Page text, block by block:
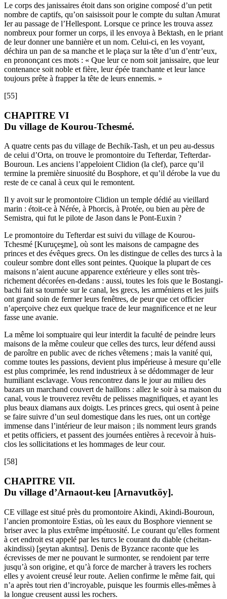
Le corps des janissaires étoit dans son origine composé d’un petit
nombre de captifs, qu’on saisissoit pour le compte du sultan Amurat
Ier au passage de l’Hellespont. Lorsque ce prince les trouva assez
nombreux pour former un corps, il les envoya à Bektash, en le priant
de leur donner une bannière et un nom. Celui-ci, en les voyant,
déchira un pan de sa manche et le plaça sur la tête d’un d’entr’eux,
en prononçant ces mots : « Que leur ce nom soit janissaire, que leur
contenance soit noble et fière, leur épée tranchante et leur lance
toujours prête à frapper la tête de leurs ennemis. »
[55]
CHAPITRE VI
Du village de Kourou-Tchesmé.
A quatre cents pas du village de Bechik-Tash, et un peu au-dessus
de celui d’Orta, on trouve le promontoire du Tefterdar, Tefterdar-
Bouroun. Les anciens l’appeloient Clidion (la clef), parce qu’il
termine la première sinuosité du Bosphore, et qu’il dérobe la vue du
reste de ce canal à ceux qui le remontent.
Il y avoit sur le promontoire Clidion un temple dédié au vieillard
marin : étoit-ce à Nérée, à Phorcis, à Protée, ou bien au père de
Semistra, qui fut le pilote de Jason dans le Pont-Euxin ?
Le promontoire du Tefterdar est suivi du village de Kourou-
Tchesmé [Kuruçeşme], où sont les maisons de campagne des
princes et des évêques grecs. On les distingue de celles des turcs à la
couleur sombre dont elles sont peintes. Quoique la plupart de ces
maisons n’aient aucune apparence extérieure y elles sont très-
richement décorées en-dedans : aussi, toutes les fois que le Bostangi-
bachi fait sa tournée sur le canal, les grecs, les arméniens et les juifs
ont grand soin de fermer leurs fenêtres, de peur que cet officier
n’aperçoive chez eux quelque trace de leur magnificence et ne leur
fasse une avanie.
La même loi somptuaire qui leur interdit la faculté de peindre leurs
maisons de la même couleur que celles des turcs, leur défend aussi
de paroître en public avec de riches vêtemens ; mais la vanité qui,
comme toutes les passions, devient plus impérieuse à mesure qu’elle
est plus comprimée, les rend industrieux à se dédommager de leur
humiliant esclavage. Vous rencontrez dans le jour au milieu des
bazars un marchand couvert de haillons : allez le soir à sa maison du
canal, vous le trouverez revêtu de pelisses magnifiques, et ayant les
plus beaux diamans aux doigts. Les princes grecs, qui osent à peine
se faire suivre d’un seul domestique dans les rues, ont un cortège
immense dans l’intérieur de leur maison ; ils nomment leurs grands
et petits officiers, et passent des journées entières à recevoir à huis-
clos les sollicitations et les hommages de leur cour.
[58]
CHAPITRE VII.
Du village d’Arnaout-keu [Arnavutköy].
CE village est situé près du promontoire Akindi, Akindi-Bouroun,
l’ancien promontoire Estias, où les eaux du Bosphore viennent se
briser avec la plus extrême impétuosité. Le courant qu’elles forment
à cet endroit est appelé par les turcs le courant du diable (cheitan-
akindissi) [şeytan akıntısı]. Denis de Byzance raconte que les
écrevisses de mer ne pouvant le surmonter, se rendoient par terre
jusqu’à son origine, et qu’à force de marcher à travers les rochers
elles y avoient creusé leur route. Aelien confirme le même fait, qui
n’a après tout rien d’incroyable, puisque les fourmis elles-mêmes à
la longue creusent aussi les rochers.